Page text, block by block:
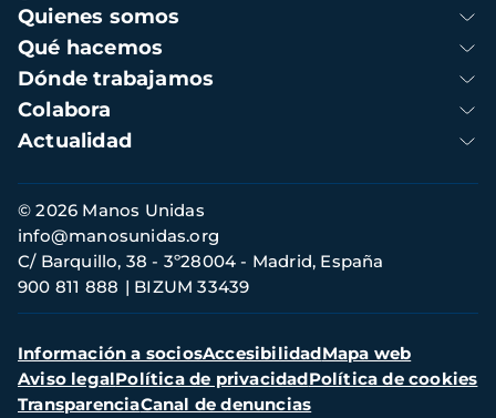
Navegación
principal
Quienes somos
Qué hacemos
Dónde trabajamos
Colabora
Actualidad
Información
de
contacto
© 2026 Manos Unidas
C/ Barquillo, 38 - 3º28004 - Madrid, España
900 811 888
BIZUM 33439
info@manosunidas.org
Menú
secundario
Información a sociosAccesibilidadMapa web
Aviso legalPolítica de privacidadPolítica de cookies
TransparenciaCanal de denuncias